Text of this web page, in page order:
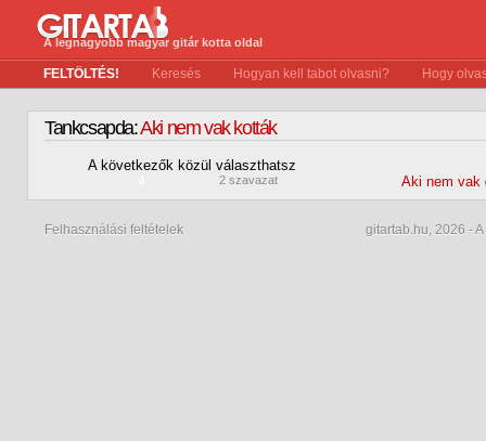
A legnagyobb magyar gitár kotta oldal
FELTÖLTÉS! Keresés Hogyan kell tabot olvasni? Hogy
Tankcsapda:Aki nem vak kották
A következők közül választhatsz
2 szavazat Aki nem vak
Felhasználási feltételek gitartab.hu, 2026 -